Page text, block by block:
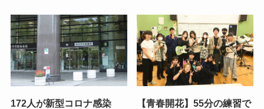
172人が新型コロナ感染
【青春開花】55分の練習で